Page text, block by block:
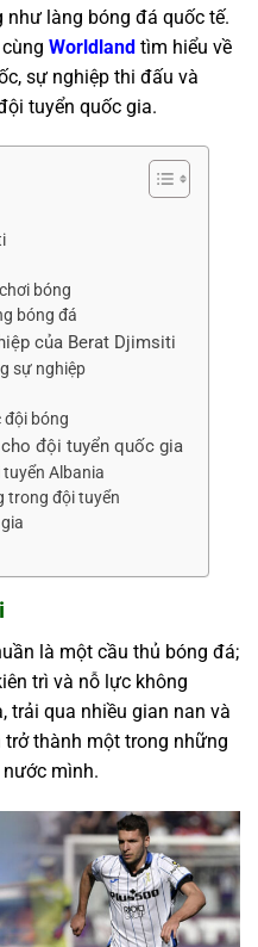
làng bóng đá quốc tế.
Worldland tìm hiểu về
sự nghiệp thi đấu và
tuyển quốc gia.
bóng
bóng đá
của Berat Djimsiti
sự nghiệp
đội bóng
đội tuyển quốc gia
Albania
trong đội tuyển
là một cầu thủ bóng đá;
trì và nỗ lực không
trải qua nhiều gian nan và
thành một trong những
mình.